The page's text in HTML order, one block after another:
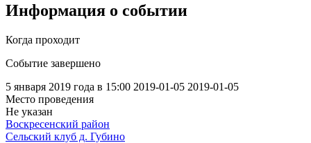
Информация о событии
Когда проходит
Событие завершено
5 января 2019 года в 15:00 2019-01-05 2019-01-05
Место проведения
Не указан
Воскресенский район
Сельский клуб д. Губино